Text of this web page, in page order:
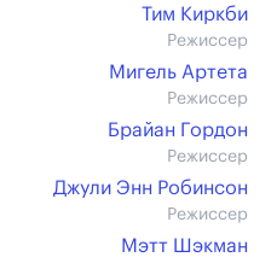
Тим Киркби
Режиссер
Мигель Артета
Режиссер
Брайан Гордон
Режиссер
Джули Энн Робинсон
Режиссер
Мэтт Шэкман